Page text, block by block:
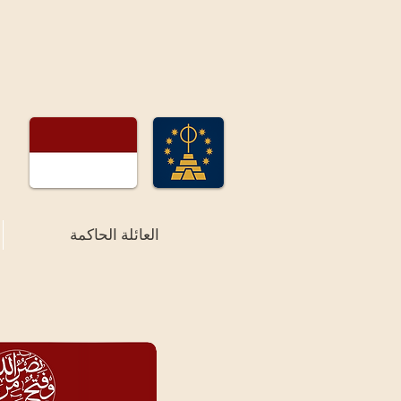
العائلة الحاكمة